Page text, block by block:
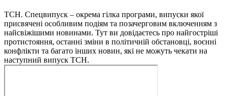
ТСН. Спецвипуск – окрема гілка програми, випуски якої
присвячені особливим подіям та позачерговим включенням з
найсвіжішими новинами. Тут ви довідаєтесь про найгостріші
протистояння, останні зміни в політичній обстановці, воєнні
конфлікти та багато інших новин, які не можуть чекати на
наступний випуск ТСН.